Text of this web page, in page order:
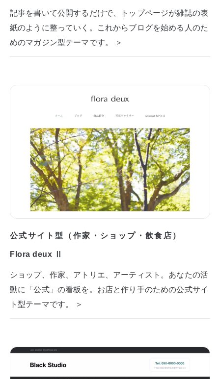
記事を書いて公開するだけで、トップページが雑誌の表
紙のように整っていく。これからブログを始める人のた
めのマガジン型テーマです。 ＞
公式サイト型（作家・ショップ・飲食店）
Flora deux Ⅱ
ショップ、作家、アトリエ、アーティスト。あなたの活
動に「公式」の看板を。お店と作り手のための公式サイ
ト型テーマです。 ＞